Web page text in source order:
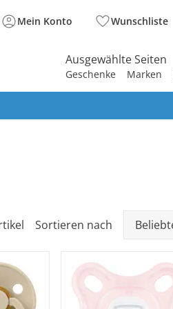
Mein Konto Wunschliste
Ausgewählte Seiten
Geschenke Marken
Sortieren nach